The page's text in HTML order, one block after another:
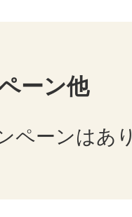
ーン他
ペーンはあ